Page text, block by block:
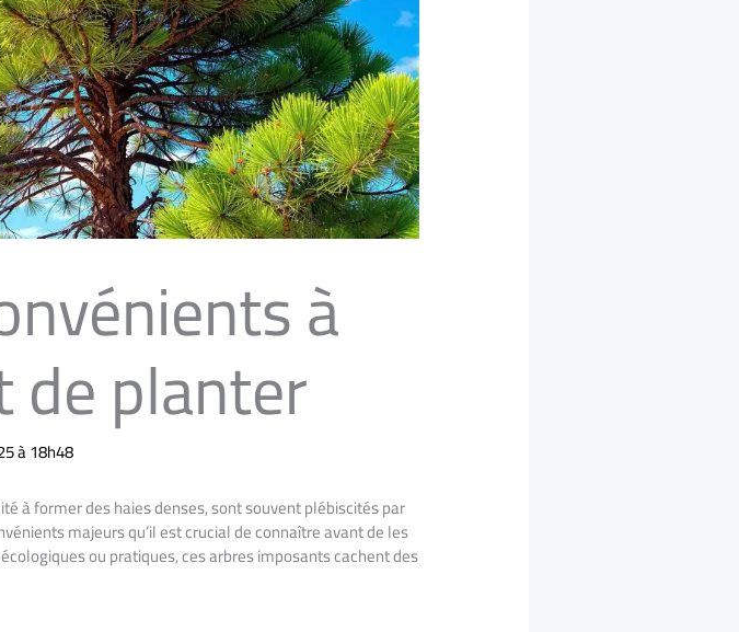
à
de planter
à 18h48
à former des haies denses, sont souvent plébiscités par
majeurs qu’il est crucial de connaître avant de les
ou pratiques, ces arbres imposants cachent des